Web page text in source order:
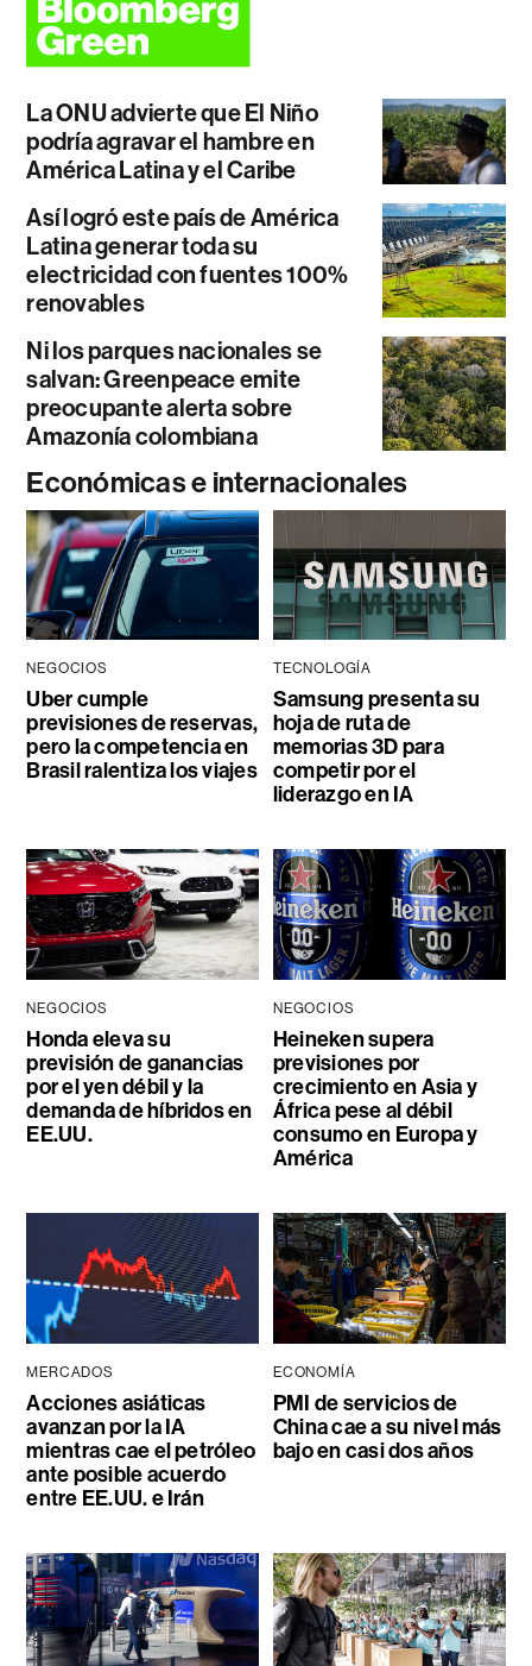
La ONU advierte que El Niño
podría agravar el hambre en
América Latina y el Caribe
Así logró este país de América
Latina generar toda su
electricidad con fuentes 100%
renovables
Ni los parques nacionales se
salvan: Greenpeace emite
preocupante alerta sobre
Amazonía colombiana
Económicas e internacionales
NEGOCIOS
Uber cumple
previsiones de reservas,
pero la competencia en
Brasil ralentiza los viajes
TECNOLOGÍA
Samsung presenta su
hoja de ruta de
memorias 3D para
competir por el
liderazgo en IA
NEGOCIOS
Honda eleva su
previsión de ganancias
por el yen débil y la
demanda de híbridos en
EE.UU.
NEGOCIOS
Heineken supera
previsiones por
crecimiento en Asia y
África pese al débil
consumo en Europa y
América
MERCADOS
Acciones asiáticas
avanzan por la IA
mientras cae el petróleo
ante posible acuerdo
entre EE.UU. e Irán
ECONOMÍA
PMI de servicios de
China cae a su nivel más
bajo en casi dos años